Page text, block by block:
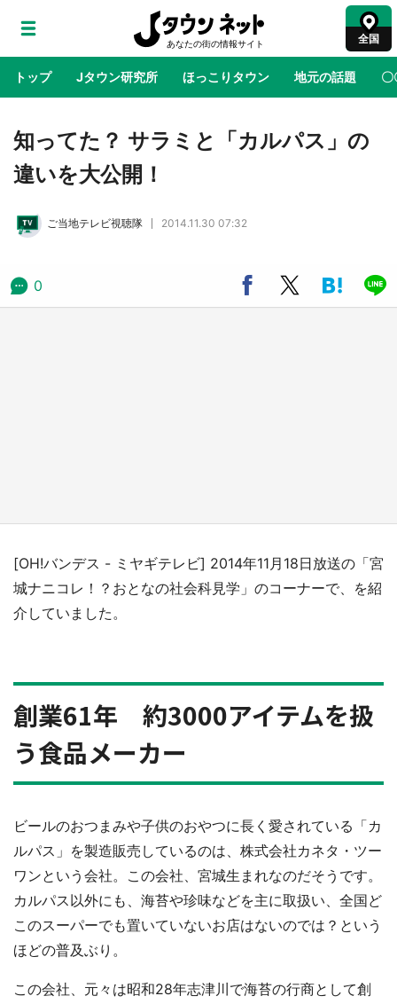
全国
トップ Jタウン研究所 ほっこりタウン 地元の話題 〇
地域×二次元 絶景 あの時はありがとう 物語がはじ
公式プロモ動画で「聖地」が生産されてます
『薬屋のひとりごと』の〝舞〟の世界に入り込
む 六本木ヒルズ展望台でコラボ、本邦初公開
知ってた？ サラミと「カルパス」の
違いを大公開！
ご当地テレビ視聴隊 2014.11.30 07:32
0
[OH!バンデス - ミヤギテレビ] 2014年11月18日放送の「宮
城ナニコレ！？おとなの社会科見学」のコーナーで、を紹
介していました。
創業61年 約3000アイテムを扱
う食品メーカー
ビールのおつまみや子供のおやつに長く愛されている「カ
ルパス」を製造販売しているのは、株式会社カネタ・ツー
ワンという会社。この会社、宮城生まれなのだそうです。
カルパス以外にも、海苔や珍味などを主に取扱い、全国ど
このスーパーでも置いていないお店はないのでは？という
ほどの普及ぶり。
この会社、元々は昭和28年志津川で海苔の行商として創